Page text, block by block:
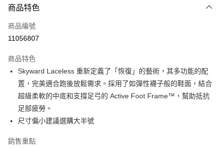
Apple Pay
悠遊付
7-11取貨(快速到店)
每筆NT$100，滿NT$1,500(含以上)免運費
宅配-本島
每筆NT$100，滿NT$1,500(含以上)免運費
商品特色
商品編號
11056807
商品特色
Skyward Laceless 重新定義了「恢復」的藝術，其多功能的配
置，完美適合跑後放鬆需求。採用了如彈性襪子般的鞋面，結合
超級柔軟的中底和支撐足弓的 Active Foot Frame™，幫助抵抗
足部疲勞。
尺寸偏小建議選購大半號
銷售重點